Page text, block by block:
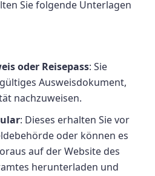
Sie folgende Unterlagen
oder Reisepass: Sie
Ausweisdokument,
nachzuweisen.
: Dieses erhalten Sie vor
oder können es
auf der Website des
herunterladen und